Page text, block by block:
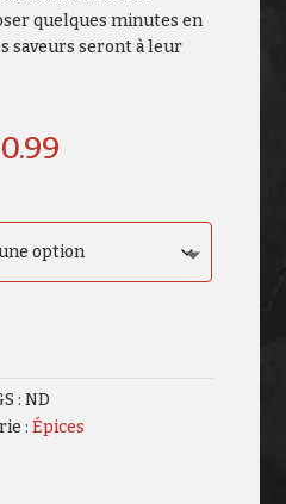
quelques minutes en
saveurs seront à leur
: ND
:Épices